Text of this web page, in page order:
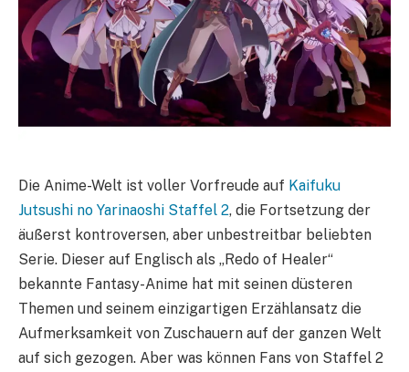
Die Anime-Welt ist voller Vorfreude auf Kaifuku
Jutsushi no Yarinaoshi Staffel 2, die Fortsetzung der
äußerst kontroversen, aber unbestreitbar beliebten
Serie. Dieser auf Englisch als „Redo of Healer“
bekannte Fantasy-Anime hat mit seinen düsteren
Themen und seinem einzigartigen Erzählansatz die
Aufmerksamkeit von Zuschauern auf der ganzen Welt
auf sich gezogen. Aber was können Fans von Staffel 2